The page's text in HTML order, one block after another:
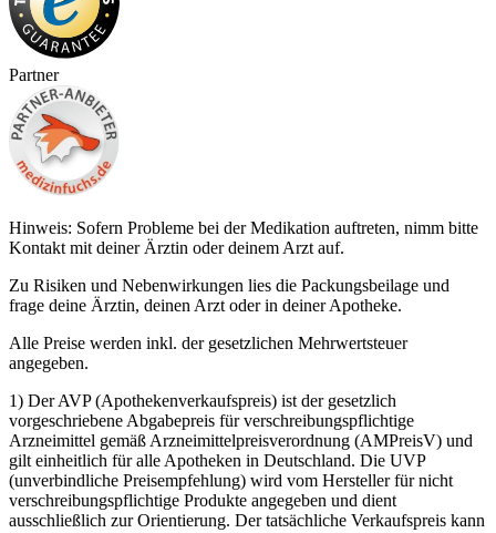
Partner
Hinweis: Sofern Probleme bei der Medikation auftreten, nimm bitte
Kontakt mit deiner Ärztin oder deinem Arzt auf.
Zu Risiken und Nebenwirkungen lies die Packungsbeilage und
frage deine Ärztin, deinen Arzt oder in deiner Apotheke.
Alle Preise werden inkl. der gesetzlichen Mehrwertsteuer
angegeben.
1) Der AVP (Apothekenverkaufspreis) ist der gesetzlich
vorgeschriebene Abgabepreis für verschreibungspflichtige
Arzneimittel gemäß Arzneimittelpreisverordnung (AMPreisV) und
gilt einheitlich für alle Apotheken in Deutschland. Die UVP
(unverbindliche Preisempfehlung) wird vom Hersteller für nicht
verschreibungspflichtige Produkte angegeben und dient
ausschließlich zur Orientierung. Der tatsächliche Verkaufspreis kann